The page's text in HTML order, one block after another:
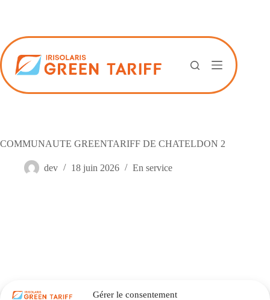
Gérer le consentement
COMMUNAUTE GREENTARIFF DE CHATELDON 2
dev 18 juin 2026 En service